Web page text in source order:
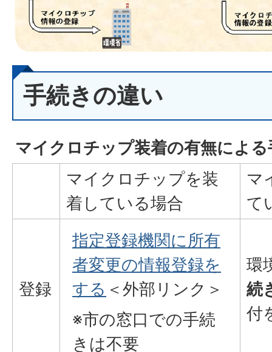
手続きの違い
マイクロチップ装着の有無によ
マイクロチップを装
着している場合
マ
て
登録
指定登録機関に所有
者変更の情報登録を
する ＜外部リンク＞
※市の窓口での手続
きは不要
環
続
付